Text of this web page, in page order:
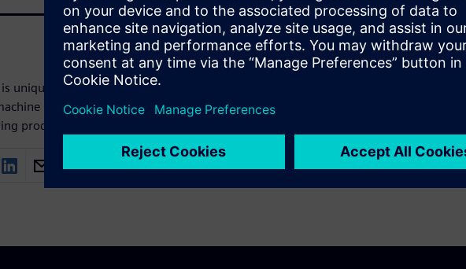
uniquely suited for structuring and analyzing
learning models, and generating
product yield.